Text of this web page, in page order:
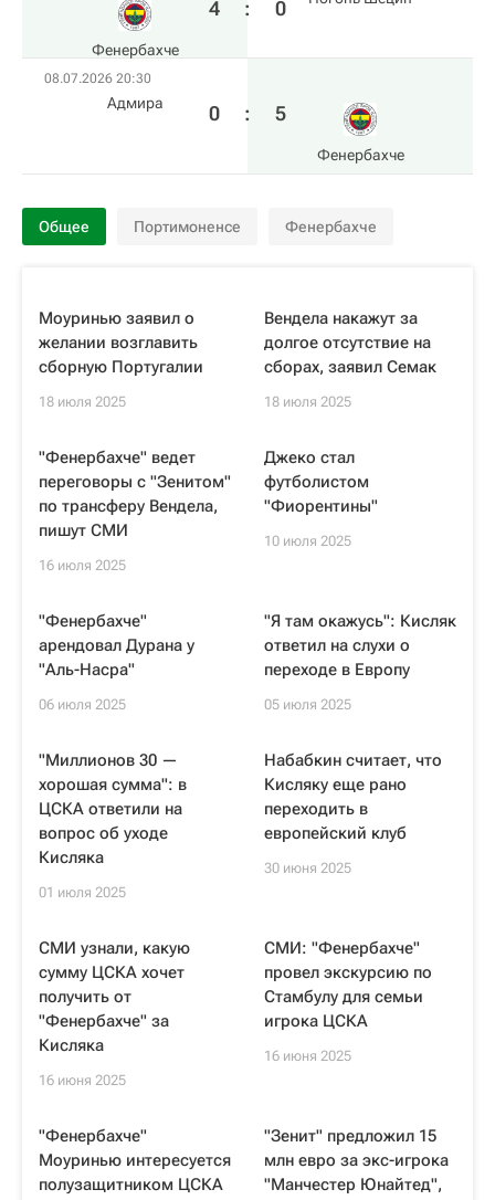
Фенербахче
4 : 0
08.07.2026 20:30
Адмира 0 : 5
Фенербахче
Общее Портимоненсе Фенербахче
Моуринью заявил о
желании возглавить
сборную Португалии
18 июля 2025
Вендела накажут за
долгое отсутствие на
сборах, заявил Семак
18 июля 2025
"Фенербахче" ведет
переговоры с "Зенитом"
по трансферу Вендела,
пишут СМИ
16 июля 2025
Джеко стал
футболистом
"Фиорентины"
10 июля 2025
"Фенербахче"
арендовал Дурана у
"Аль-Насра"
06 июля 2025
"Я там окажусь": Кисляк
ответил на слухи о
переходе в Европу
05 июля 2025
"Миллионов 30 —
хорошая сумма": в
ЦСКА ответили на
вопрос об уходе
Кисляка
01 июля 2025
Набабкин считает, что
Кисляку еще рано
переходить в
европейский клуб
30 июня 2025
СМИ узнали, какую
сумму ЦСКА хочет
получить от
"Фенербахче" за
Кисляка
16 июня 2025
СМИ: "Фенербахче"
провел экскурсию по
Стамбулу для семьи
игрока ЦСКА
16 июня 2025
"Фенербахче"
Моуринью интересуется
полузащитником ЦСКА
"Зенит" предложил 15
млн евро за экс-игрока
"Манчестер Юнайтед",